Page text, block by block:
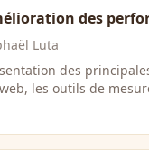
des
Luta
des
les outils de